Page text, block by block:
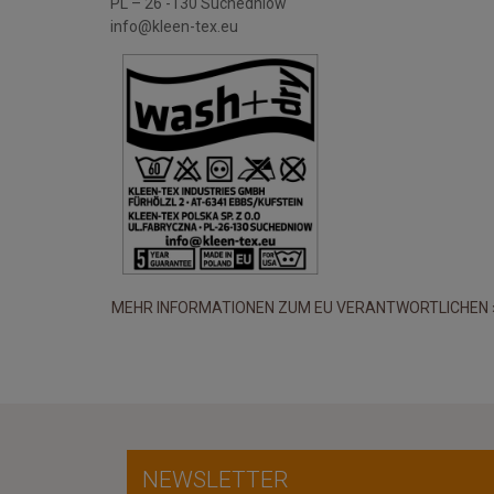
info@kleen-tex.eu
MEHR INFORMATIONEN ZUM EU VERANTWORTLICHEN
NEWSLETTER